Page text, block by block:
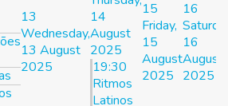
13
Wednesday,
13 August
2025
14
August
2025
19:30
Ritmos
Latinos
15
Friday,
15
August
2025
16
16
August
2025